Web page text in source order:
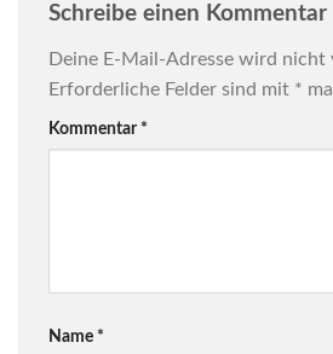
Schreibe einen Kommentar
Deine E-Mail-Adresse wird
Erforderliche Felder sind mit *
Kommentar *
Name *